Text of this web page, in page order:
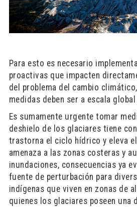
Para esto es necesario
proactivas que impacten
del problema del cambio
medidas deben ser a escala
Es sumamente urgente tomar
deshielo de los glaciares tiene
trastorna el ciclo hídrico y eleva
amenaza a las zonas costeras y
inundaciones, consecuencias ya
fuente de perturbación para
indígenas que viven en zonas de
quienes los glaciares poseen una